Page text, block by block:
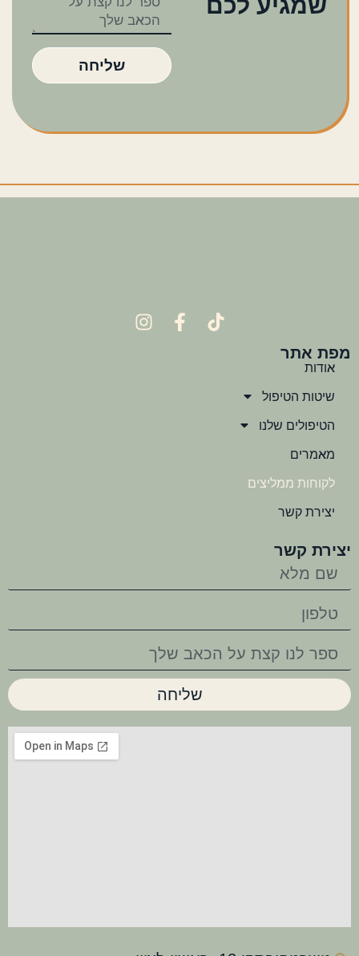
שליחה
מפת אתר
אודות
שיטות הטיפול
הטיפולים שלנו
מאמרים
לקוחות ממליצים
יצירת קשר
יצירת קשר
שליחה